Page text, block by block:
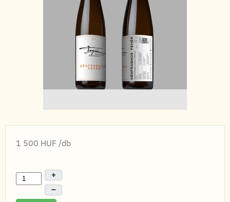
1 500 HUF /db
+
–